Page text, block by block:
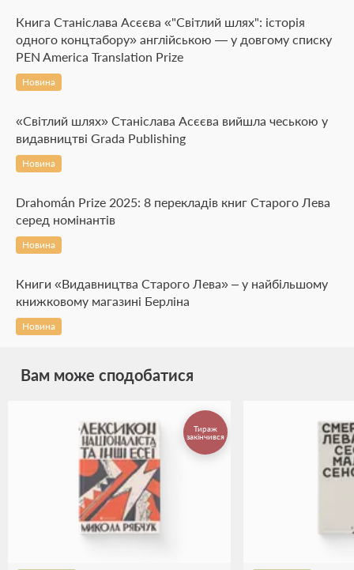
Книга Станіслава Асєєва «"Світлий шлях": історія
одного концтабору» англійською — у довгому списку
PEN America Translation Prize
Новина
«Світлий шлях» Станіслава Асєєва вийшла чеською у
видавництві Grada Publishing
Новина
Drahomán Prize 2025: 8 перекладів книг Старого Лева
серед номінантів
Новина
Книги «Видавництва Старого Лева» – у найбільшому
книжковому магазині Берліна
Новина
Вам може сподобатися
Тираж
закінчився